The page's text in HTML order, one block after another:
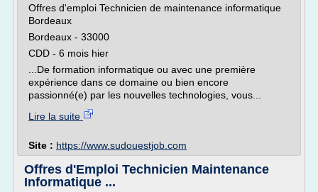
Offres d'emploi Technicien de maintenance informatique
Bordeaux
Bordeaux - 33000
CDD - 6 mois hier
...De formation informatique ou avec une première
expérience dans ce domaine ou bien encore
passionné(e) par les nouvelles technologies, vous...
Lire la suite
Site : https://www.sudouestjob.com
Offres d'Emploi Technicien Maintenance
Informatique ...